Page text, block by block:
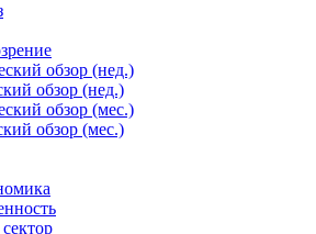
обзор (нед.)
обзор (нед.)
обзор (мес.)
обзор (мес.)